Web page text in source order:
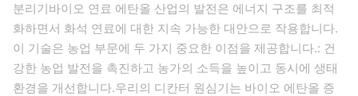
분리기바이오 연료 에탄올 산업의 발전은 에너지 구조를 최적
화하면서 화석 연료에 대한 지속 가능한 대안으로 작용합니다.
이 기술은 농업 부문에 두 가지 중요한 이점을 제공합니다.: 건
강한 농업 발전을 촉진하고 농가의 소득을 높이고 동시에 생태
환경을 개선합니다.우리의 디칸터 원심기는 바이오 에탄올 증